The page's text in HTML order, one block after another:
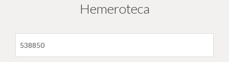
Hemeroteca
Filtrar por fecha